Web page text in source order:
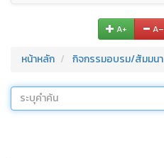
A+ A–
หน้าหลัก กิจกรรมอบรม/สัมมนา